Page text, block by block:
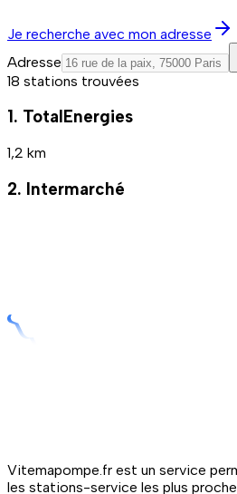
Je recherche avec mon adresse
Adresse
18 stations trouvées
1. TotalEnergies
1,2 km
2. Intermarché
Vitemapompe.fr est un service
les stations-service les plus